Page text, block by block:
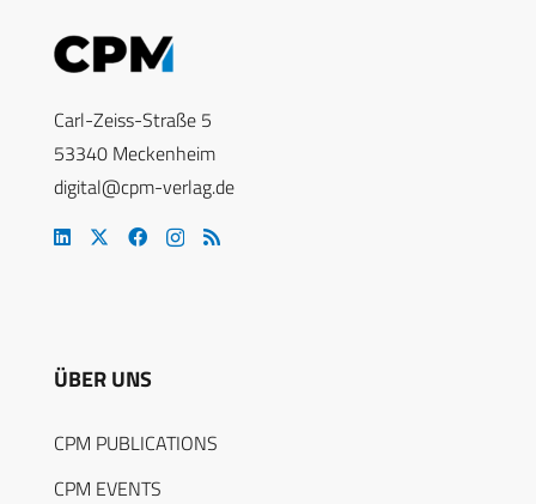
Carl-Zeiss-Straße 5
53340 Meckenheim
digital@cpm-verlag.de
ÜBER UNS
CPM PUBLICATIONS
CPM EVENTS